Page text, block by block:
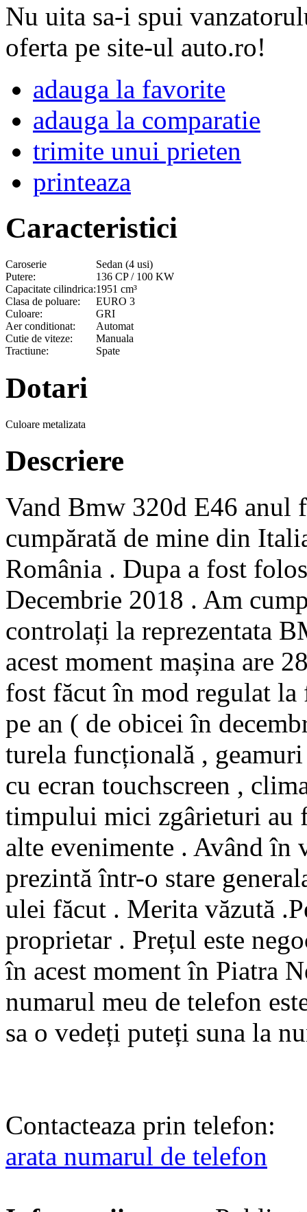
Nu uita sa-i spui
oferta pe site-ul auto.ro!
adauga la favorite
adauga la comparatie
trimite unui prieten
printeaza
Caracteristici
Caroserie
Sedan (4 usi)
Putere:
136 CP / 100 KW
Capacitate cilindrica:1951 cm³
Clasa de poluare:
EURO 3
Culoare:
GRI
Aer conditionat:
Automat
Cutie de viteze:
Manuala
Tractiune:
Spate
Dotari
Culoare metalizata
Descriere
Vand Bmw 320d E46 anul
cumpărată de mine din
România . Dupa a fost
Decembrie 2018 . Am
controlați la reprezentata
acest moment mașina are
fost făcut în mod regulat la
pe an ( de obicei în
turela funcțională ,
cu ecran touchscreen ,
timpului mici zgârieturi au
alte evenimente . Având în
prezintă într-o stare
ulei făcut . Merita văzută
proprietar . Prețul este
în acest moment în Piatra
numarul meu de telefon
sa o vedeți puteți suna la
Contacteaza prin telefon:
arata numarul de telefon